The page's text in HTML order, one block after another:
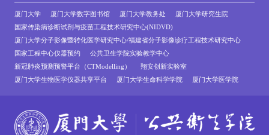
厦门大学 厦门大学数字图书馆 厦门大学教务处
厦门大学研究生院
国家传染病诊断试剂与疫苗工程技术研究中心(NIDVD)
厦门大学分子影像暨转化医学研究中心/福建省分子影像诊疗工程技术研究中心
国家工程中心仪器预约
公共卫生学院实验教学中心
新冠肺炎预测预警平台（CTModelling）
翔安创新实验室
厦门大学生物医学仪器共享平台
厦门大学生命科学学院 厦门大学医学院